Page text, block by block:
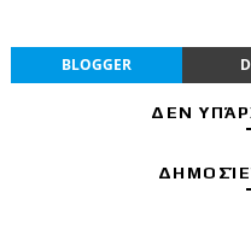
BLOGGER
ΔΕΝ